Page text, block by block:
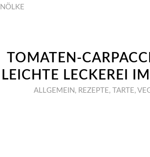
NÖLKE
TOMATEN-
LEICHTE LECKEREI
ALLGEMEIN , REZEPTE , TARTE ,